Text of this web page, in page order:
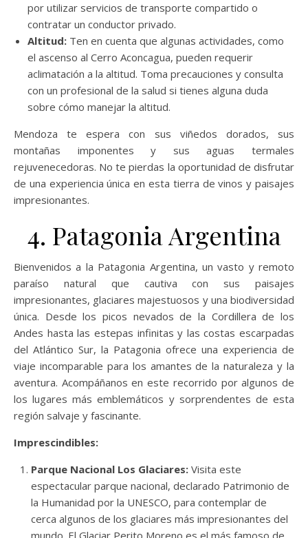
por utilizar servicios de transporte compartido o
contratar un conductor privado.
Altitud: Ten en cuenta que algunas actividades, como
el ascenso al Cerro Aconcagua, pueden requerir
aclimatación a la altitud. Toma precauciones y consulta
con un profesional de la salud si tienes alguna duda
sobre cómo manejar la altitud.
Mendoza te espera con sus viñedos dorados, sus
montañas imponentes y sus aguas termales
rejuvenecedoras. No te pierdas la oportunidad de disfrutar
de una experiencia única en esta tierra de vinos y paisajes
impresionantes.
4. Patagonia Argentina
Bienvenidos a la Patagonia Argentina, un vasto y remoto
paraíso natural que cautiva con sus paisajes
impresionantes, glaciares majestuosos y una biodiversidad
única. Desde los picos nevados de la Cordillera de los
Andes hasta las estepas infinitas y las costas escarpadas
del Atlántico Sur, la Patagonia ofrece una experiencia de
viaje incomparable para los amantes de la naturaleza y la
aventura. Acompáñanos en este recorrido por algunos de
los lugares más emblemáticos y sorprendentes de esta
región salvaje y fascinante.
Imprescindibles:
Parque Nacional Los Glaciares: Visita este
espectacular parque nacional, declarado Patrimonio de
la Humanidad por la UNESCO, para contemplar de
cerca algunos de los glaciares más impresionantes del
mundo. El Glaciar Perito Moreno es el más famoso de